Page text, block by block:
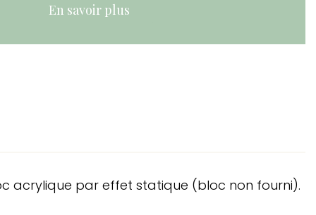
En savoir plus
acrylique par effet statique (bloc non fourni).